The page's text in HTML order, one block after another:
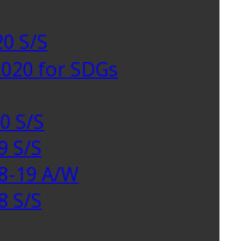
S/S
for SDGs
S/S
S/S
19 A/W
S/S